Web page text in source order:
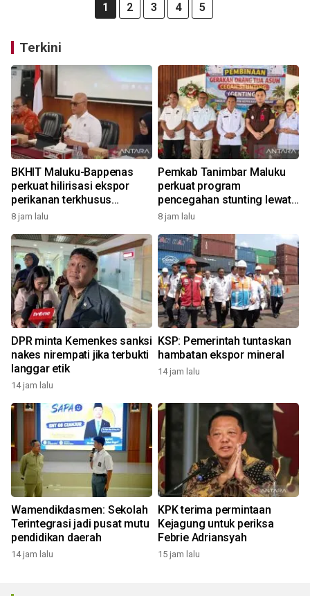
1 2 3 4 5
Terkini
BKHIT Maluku-Bappenas
perkuat hilirisasi ekspor
perikanan terkhusus
komoditas TCT
8 jam lalu
Pemkab Tanimbar Maluku
perkuat program
pencegahan stunting lewat
Genting 2026
8 jam lalu
DPR minta Kemenkes sanksi
nakes nirempati jika terbukti
langgar etik
14 jam lalu
KSP: Pemerintah tuntaskan
hambatan ekspor mineral
14 jam lalu
Wamendikdasmen: Sekolah
Terintegrasi jadi pusat mutu
pendidikan daerah
14 jam lalu
KPK terima permintaan
Kejagung untuk periksa
Febrie Adriansyah
15 jam lalu